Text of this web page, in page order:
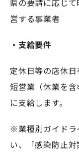
県の要請に応じ
営する事業者
・支給要件
定休日等の店休
短営業（休業を
に支給します。
※業種別ガイドラ
い、「感染防止